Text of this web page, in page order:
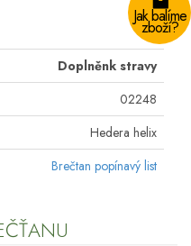
Jak balíme
zboží?
Doplněnk stravy
02248
Hedera helix
Brečtan popínavý list